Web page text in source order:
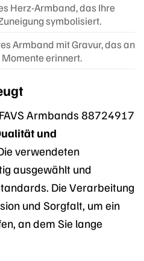
Herz-Armband, das Ihre
symbolisiert.
Armband mit Gravur, das an
erinnert.
Armbands 88724917
und
verwendeten
ausgewählt und
Die Verarbeitung
und Sorgfalt, um ein
an dem Sie lange